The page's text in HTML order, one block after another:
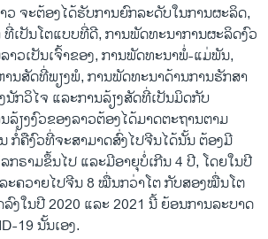
ວ ຈະຕ້ອງໄດ້ຮັບການຍົກລະດັບໃນການຜະລິດ,
ເປັນໂຕແບບທີ່ດີ, ການພັດທະນາການຜະລິດງົວ
າວເປັນເຈົ້າຂອງ, ການພັດທະນາພໍ່-ແມ່ພັນ,
ນສັດທີ່ພຽງພໍ, ການພັດທະນາດ້ານການຮັກສາ
ນັກວິໄຈ ແລະການລ້ຽງສັດທີ່ເປັນມິດກັບ
ລ້ຽງງົວຂອງລາວຕ້ອງໄດ້ມາດຕະຖານຕາມ
ກໍ່ຄືງົວທີ່ຈະສາມາດສົ່ງໄປຈີນໄດ້ນັ້ນ ຕ້ອງມີ
ຣາມຂຶ້ນໄປ ແລະມີອາຍຸບໍ່ເກີນ 4 ປີ, ໂດຍໃນປີ
ະຄວາຍໄປຈີນ 8 ໝື່ນກວ່າໂຕ ກັບສອງໝື່ນໂຕ
ງໃນປີ 2020 ແລະ 2021 ນີ້ ຍ້ອນການລະບາດ
19 ນັ້ນເອງ.